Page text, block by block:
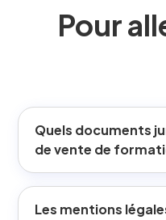
Pour
Quels documents
de vente de
conditions générales de
Les mentions